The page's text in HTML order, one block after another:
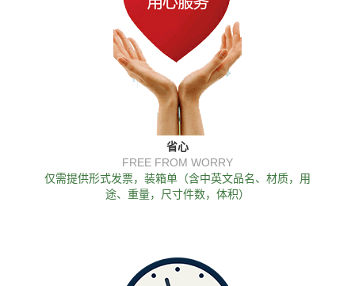
省心
FREE FROM WORRY
仅需提供形式发票，装箱单（含中英文品名、材质，用
途、重量，尺寸件数，体积）